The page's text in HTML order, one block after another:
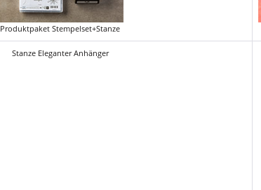
Produktpaket Stempelset+Stanze
Stanze Eleganter Anhänger